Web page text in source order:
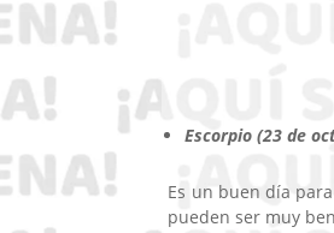
Escorpio (23 de
Es un buen día
pueden ser muy